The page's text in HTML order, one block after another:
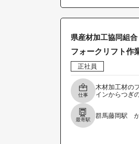
県産材加工協同組合
フォークリフト作
正社員
仕事
木材加工材の
インからつぎ
最寄駅
群馬藤岡駅